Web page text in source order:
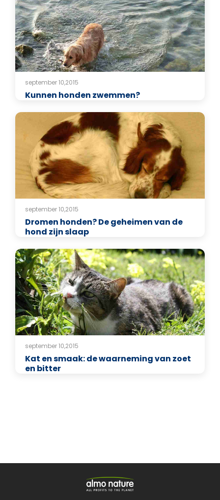
september 10,2015
Kunnen honden zwemmen?
september 10,2015
Dromen honden? De geheimen van de
hond zijn slaap
september 10,2015
Kat en smaak: de waarneming van zoet
en bitter